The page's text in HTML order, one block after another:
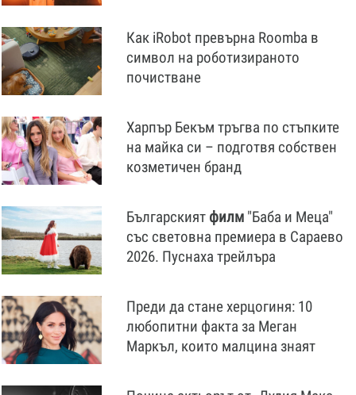
Как iRobot превърна Roomba в
символ на роботизираното
почистване
Харпър Бекъм тръгва по стъпките
на майка си – подготвя собствен
козметичен бранд
Българският филм "Баба и Меца"
със световна премиера в Сараево
2026. Пуснаха трейлъра
Преди да стане херцогиня: 10
любопитни факта за Меган
Маркъл, които малцина знаят